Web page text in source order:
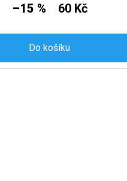
–15 % 60 Kč
Do košíku